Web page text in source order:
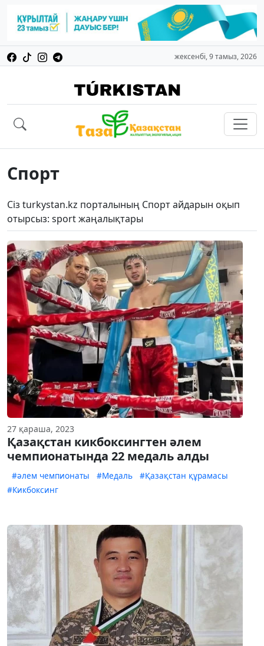
жексенбі, 9 тамыз, 2026
Спорт
Сіз turkystan.kz порталының Спорт айдарын оқып
отырсыз: sport жаңалықтары
27 қараша, 2023
Қазақстан кикбоксингтен әлем
чемпионатында 22 медаль алды
#әлем чемпионаты #Медаль
#Қазақстан құрамасы
#Кикбоксинг